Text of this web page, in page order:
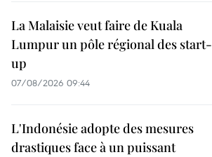
La Malaisie veut faire de Kuala
Lumpur un pôle régional des start-
up
07/08/2026 09:44
L'Indonésie adopte des mesures
drastiques face à un puissant